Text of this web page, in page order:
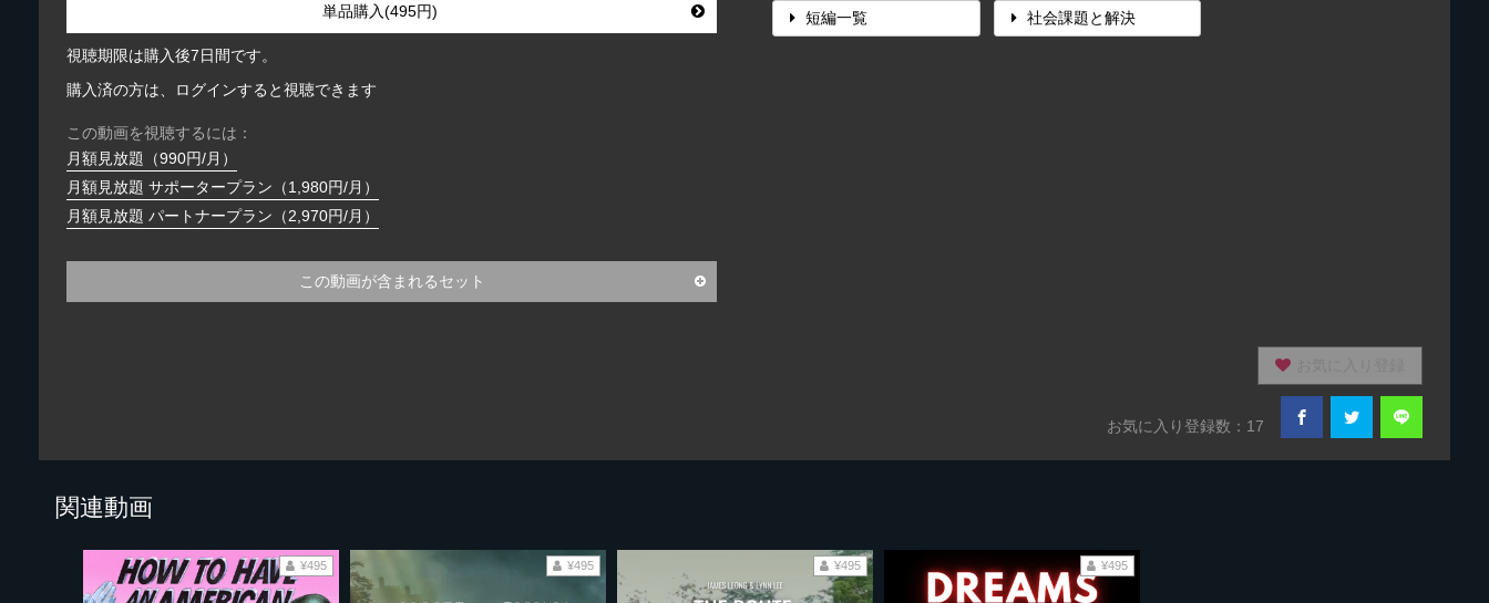
単品購入(495円)
視聴期限は購入後7日間です。
購入済の方は、ログインすると視聴できます
この動画を視聴するには：
月額見放題（990円/月）
月額見放題 サポータープラン（1,980円/月）
月額見放題 パートナープラン（2,970円/月）
この動画が含まれるセット
短編一覧 社会課題と解決
お気に入り登録数：17
関連動画
¥495 ¥495 ¥495 ¥495